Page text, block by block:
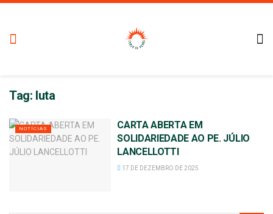
Tag: luta
NOTÍCIAS
CARTA ABERTA EM
SOLIDARIEDADE AO PE. JÚLIO
LANCELLOTTI
17 DE DEZEMBRO DE 2025